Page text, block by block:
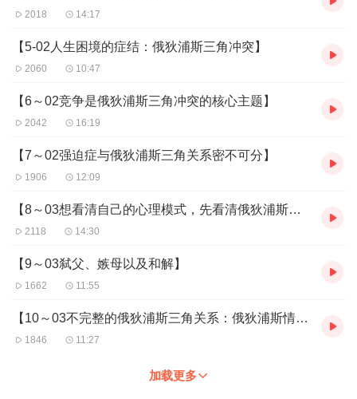
2018 14:17
【5-02人生困境的症结：俄狄浦斯三角冲突】
2060 10:47
【6～02竞争是俄狄浦斯三角冲突的核心主题】
2042 16:19
【7～02强迫症与俄狄浦斯三角关系密不可分】
1906 12:09
【8～03想看清自己的心理模式，先看清俄狄浦斯三角关系】
2118 14:30
【9～03弑父、嫉母以及和解】
1662 11:55
【10～03不完整的俄狄浦斯三角关系：俄狄浦斯情景】
1846 11:27
加载更多